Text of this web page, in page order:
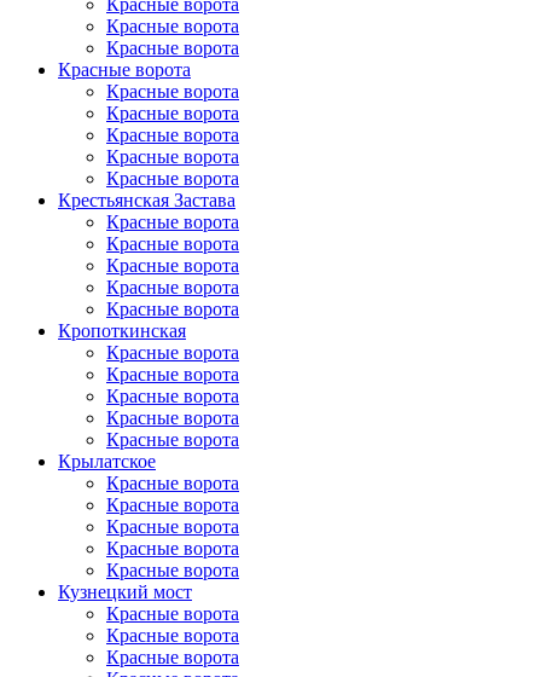
Красные ворота
Красные ворота
Красные ворота
Красные ворота
Красные ворота
Красные ворота
Красные ворота
Красные ворота
Красные ворота
Крестьянская Застава
Красные ворота
Красные ворота
Красные ворота
Красные ворота
Красные ворота
Кропоткинс­кая
Красные ворота
Красные ворота
Красные ворота
Красные ворота
Красные ворота
Крылатское
Красные ворота
Красные ворота
Красные ворота
Красные ворота
Красные ворота
Кузнецкий мост
Красные ворота
Красные ворота
Красные ворота